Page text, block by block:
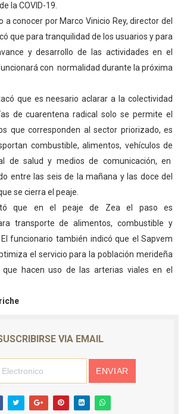
con plan de asfaltado
fortalece la coordinación de
Sánchez apadrina a más de 993
la COVID-19.
a conocer por Marco Vinicio Rey, director del
que para tranquilidad de los usuarios y para
y desarrollo de las actividades en el
con normalidad durante la próxima
que es neesario aclarar a la colectividad
de cuarentena radical solo se permite el
que corresponden al sector priorizado, es
combustible, alimentos, vehículos de
de salud y medios de comunicación, en
entre las seis de la mañana y las doce del
se cierra el peaje.
que en el peaje de Zea el paso es
transporte de alimentos, combustible y
funcionario también indicó que el Sapvem
el servicio para la población merideña
hacen uso de las arterias viales en el
VIA EMAIL